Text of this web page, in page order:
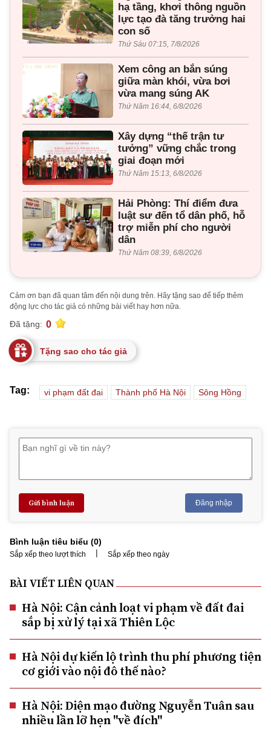
hạ tầng, khơi thông nguồn
lực tạo đà tăng trưởng hai
con số
Thứ Sáu 07:15, 7/8/2026
Xem công an bắn súng
giữa màn khói, vừa bơi
vừa mang súng AK
Thứ Năm 16:44, 6/8/2026
Xây dựng “thế trận tư
tưởng” vững chắc trong
giai đoạn mới
Thứ Năm 15:13, 6/8/2026
Hải Phòng: Thí điểm đưa
luật sư đến tổ dân phố, hỗ
trợ miễn phí cho người
dân
Thứ Năm 08:39, 6/8/2026
Cảm ơn bạn đã quan tâm đến nội dung trên. Hãy tặng sao để tiếp thêm
động lực cho tác giả có những bài viết hay hơn nữa.
Đã tặng: 0
Tặng sao cho tác giả
Tag: vi phạm đất đai Thành phố Hà Nội Sông Hồng
Gửi bình luận Đăng nhập
Bình luận tiêu biểu (0)
Sắp xếp theo lượt thích | Sắp xếp theo ngày
BÀI VIẾT LIÊN QUAN
Hà Nội: Cận cảnh loạt vi phạm về đất đai
sắp bị xử lý tại xã Thiên Lộc
Hà Nội dự kiến lộ trình thu phí phương tiện
cơ giới vào nội đô thế nào?
Hà Nội: Diện mạo đường Nguyễn Tuân sau
nhiều lần lỡ hẹn "về đích"